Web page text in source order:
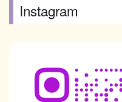
Instagram